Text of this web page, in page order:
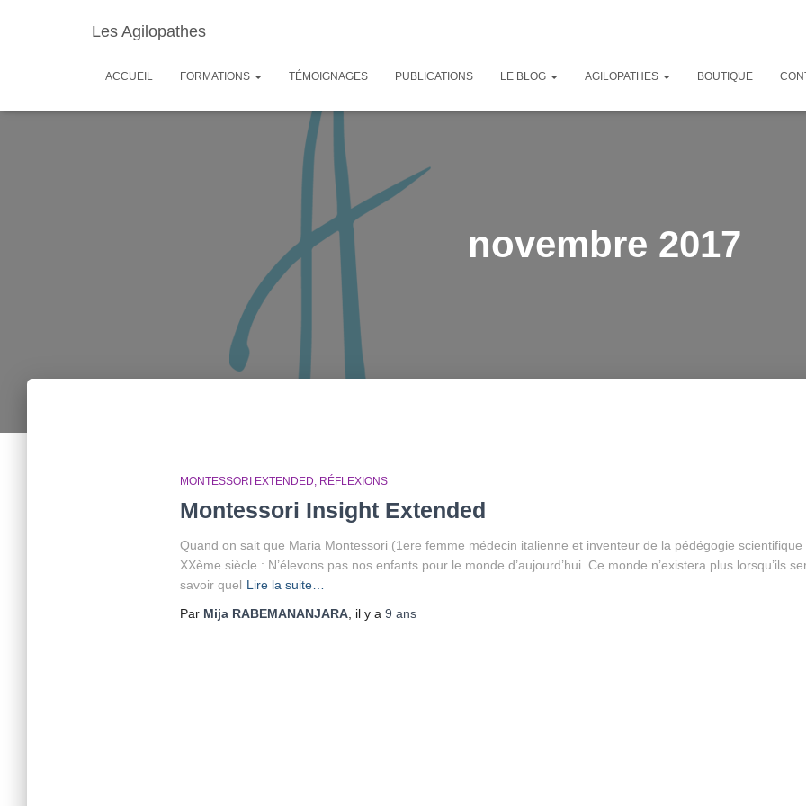
Les Agilopathes
ACCUEIL FORMATIONS TÉMOIGNAGES PUBLICATIONS LE BLOG AGILOPATHES BOUTIQUE
novembre 2017
MONTESSORI EXTENDED RÉFLEXIONS
Montessori Insight Extended
Quand on sait que Maria Montessori (1ere femme médecin italienne et inventeur de la pédégogie
XXème siècle : N’élevons pas nos enfants pour le monde d’aujourd’hui. Ce monde n’existera plus lorsqu’ils
savoir quel Lire la suite…
Par Mija RABEMANANJARA, il y a 9 ans